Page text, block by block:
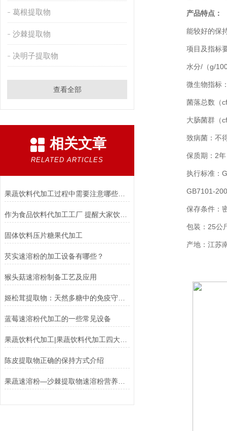
葛根提取物
沙棘提取物
决明子提取物
查看全部
相关文章
RELATED ARTICLES
果蔬饮料代加工过程中需要注意哪些问题？
作为食品饮料代加工工厂 提醒大家饮料要适当的喝
固体饮料压片糖果代加工
芡实速溶粉的加工设备有哪些？
猴头菇速溶粉制备工艺及应用
姬松茸提取物：天然多糖中的免疫守护力量
蓝莓速溶粉代加工的一些常见设备
陈皮提取物正确的保持方式介绍
果蔬速溶粉—沙棘提取物速溶粉营养丰富
产品特点：
能较好的保持
项目及指标要
水分/（g/
微生物指标：
菌落总数（
大肠菌群（
致病菌：不
保质期：2年
执行标准：
GB7101-
保存条件：密
包装：25公
产地：江苏